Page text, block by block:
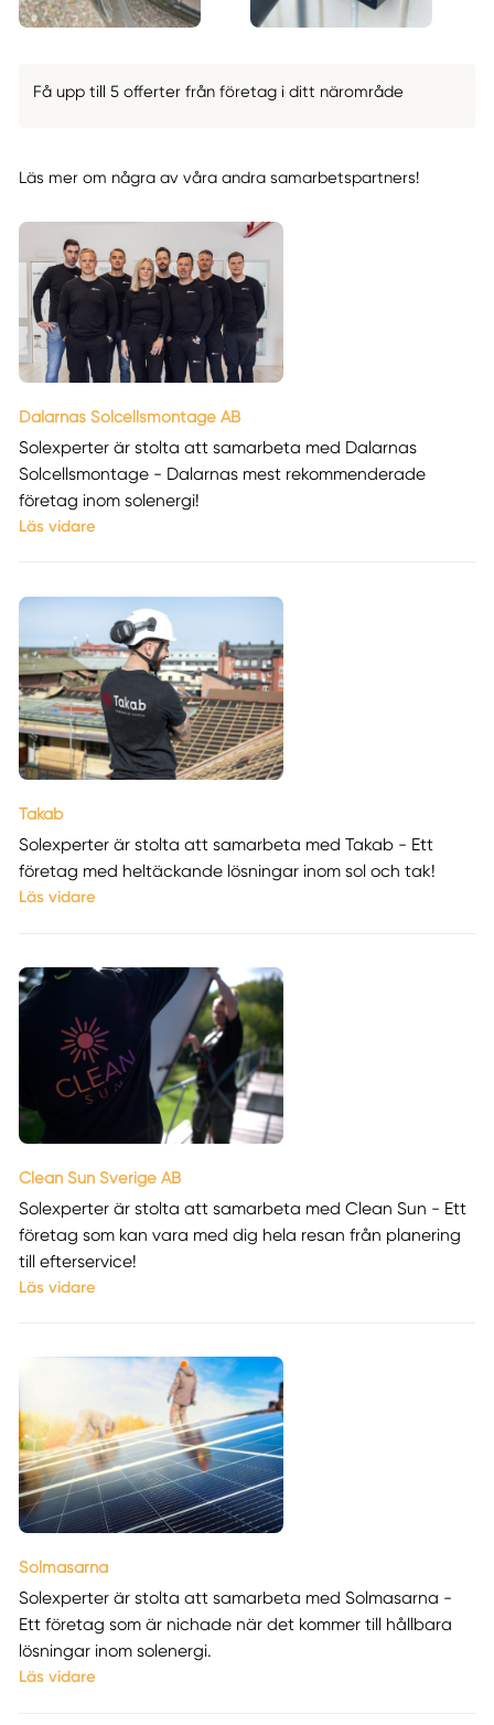
Få upp till 5 offerter från företag i ditt närområde
Läs mer om några av våra andra samarbetspartners!
Dalarnas Solcellsmontage AB
Solexperter är stolta att samarbeta med Dalarnas
Solcellsmontage - Dalarnas mest rekommenderade
företag inom solenergi!
Läs vidare
Takab
Solexperter är stolta att samarbeta med Takab - Ett
företag med heltäckande lösningar inom sol och tak!
Läs vidare
Clean Sun Sverige AB
Solexperter är stolta att samarbeta med Clean Sun - Ett
företag som kan vara med dig hela resan från planering
till efterservice!
Läs vidare
Solmasarna
Solexperter är stolta att samarbeta med Solmasarna -
Ett företag som är nichade när det kommer till hållbara
lösningar inom solenergi.
Läs vidare